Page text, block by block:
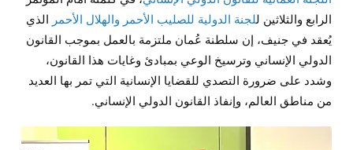
الرابع والثلاثين للجنة الدولية للصليب الأحمر والهلال الأحمر الذي
يُعقد في جنيف، إن سلطنة عُمان ملتزمة بالعمل بموجب القانون
الدولي الإنساني وترسيخ الوعي بمبادئ وغايات هذا القانون،
وشدد على ضرورة التصدي للقضايا الإنسانية التي تمر بها العديد
من مناطق العالم، وإنفاذ القانون الدولي الإنساني.